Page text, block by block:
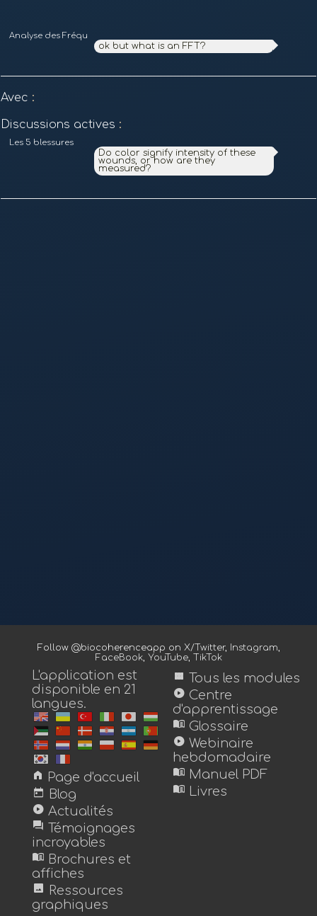
Analyse des Fréquences et des Harmoniques
ok but what is an FFT?
Avec :
Discussions actives :
Les 5 blessures
Do color signify intensity of these
wounds, or how are they
measured?
Follow @biocoherenceapp on X/Twitter, Instagram,
FaceBook, YouTube, TikTok
L'application est
disponible en 21
langues.
home Page d'accueil
today Blog
play_circle Actualités
forum Témoignages
incroyables
menu_book Brochures et
affiches
image Ressources
graphiques
view_module Tous les modules
play_circle Centre
d'apprentissage
menu_book Glossaire
play_circle Webinaire
hebdomadaire
menu_book Manuel PDF
menu_book Livres